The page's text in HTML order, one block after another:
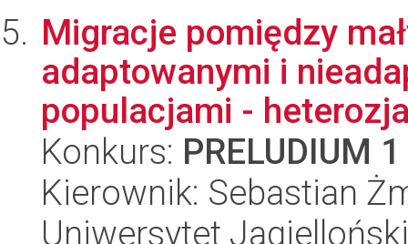
Migracje pomiędzy
adaptowanymi i
populacjami -
Konkurs: PRELUDIUM 1
Kierownik: Sebastian
Uniwersytet